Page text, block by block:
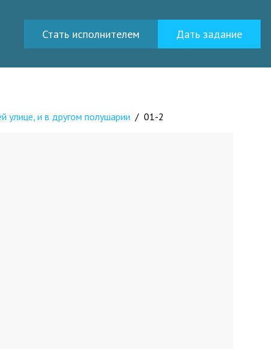
Стать исполнителем Дать задание
улице, и в другом полушарии / 01-2